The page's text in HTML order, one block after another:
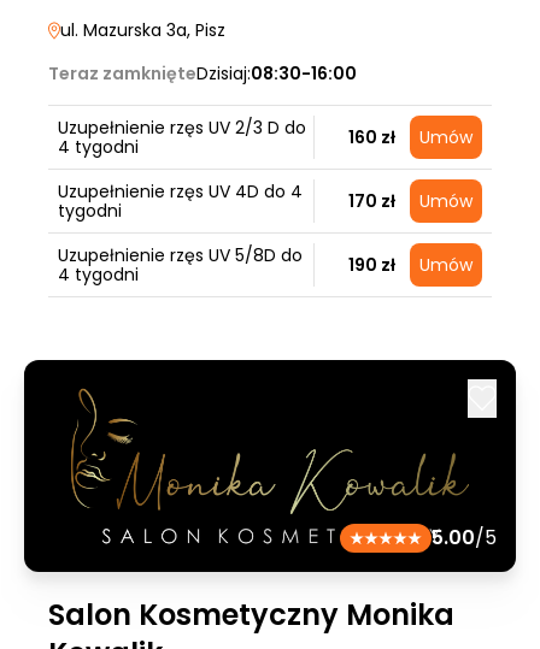
ul. Mazurska 3a, Pisz
Teraz zamknięteDzisiaj:08:30-16:00
Uzupełnienie rzęs UV 2/3 D do
4 tygodni
160 zł Umów
Uzupełnienie rzęs UV 4D do 4
tygodni
170 zł Umów
Uzupełnienie rzęs UV 5/8D do
4 tygodni
190 zł Umów
5.00/5
Salon Kosmetyczny Monika